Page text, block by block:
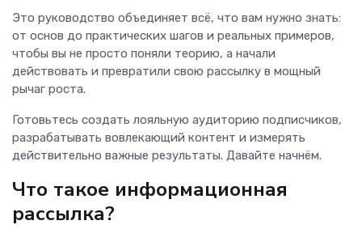
Это руководство объединяет всё, что вам нужно знать:
от основ до практических шагов и реальных примеров,
чтобы вы не просто поняли теорию, а начали
действовать и превратили свою рассылку в мощный
рычаг роста.
Готовьтесь создать лояльную аудиторию подписчиков,
разрабатывать вовлекающий контент и измерять
действительно важные результаты. Давайте начнём.
Что такое информационная
рассылка?